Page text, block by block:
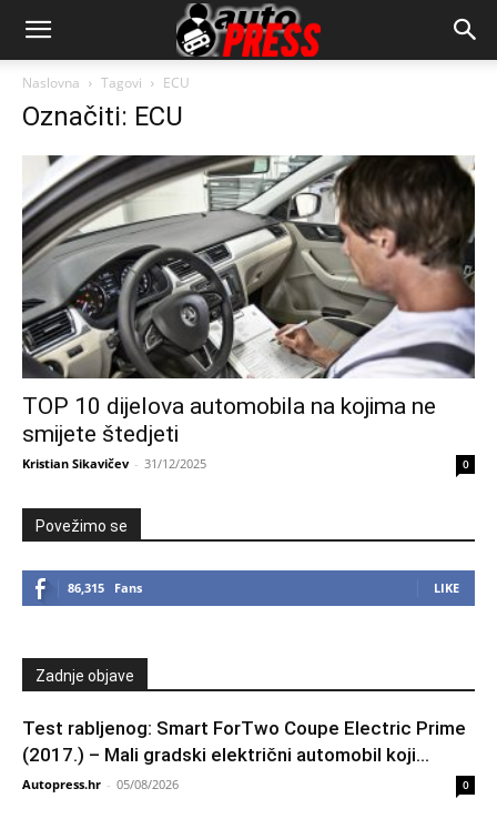
AutopressHR
Naslovna Tagovi ECU
Označiti: ECU
TOP 10 dijelova automobila na kojima ne
smijete štedjeti
Kristian Sikavičev - 31/12/2025 0
Povežimo se
86,315 Fans LIKE
Zadnje objave
Test rabljenog: Smart ForTwo Coupe Electric Prime
(2017.) – Mali gradski električni automobil koji...
Autopress.hr - 05/08/2026 0